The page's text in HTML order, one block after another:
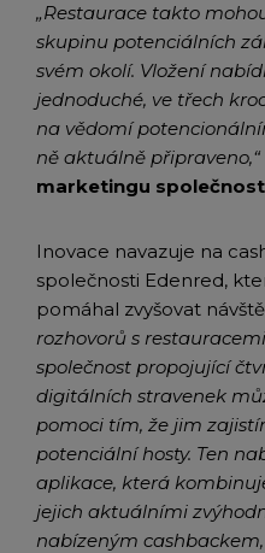
„Restaurace takto
skupinu potenciálních
svém okolí. Vložení
jednoduché, ve třech
na vědomí
ně aktuálně připraveno,“
marketingu
Inovace navazuje na
společnosti Edenred,
pomáhal zvyšovat
rozhovorů s
společnost propojující
digitálních stravenek
pomoci tím, že jim
potenciální hosty. Ten
aplikace, která
jejich aktuálními
nabízeným